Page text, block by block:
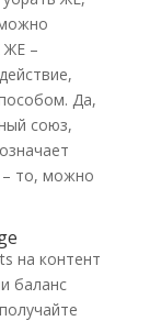
ЖЕ –
Да,
союз,
– то, можно
на контент
баланс